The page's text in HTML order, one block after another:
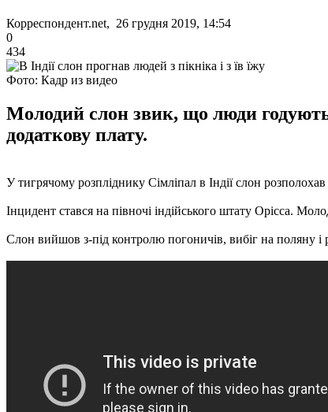
Корреспондент.net, 26 грудня 2019, 14:54
0
434
Фото: Кадр из видео
Молодий слон звик, що люди годують
додаткову плату.
У тигрячому розпліднику Сімліпал в Індії слон
Інцидент стався на півночі індійського штату Орісса.
Слон вийшов з-під контролю погоничів, вибіг на поляну